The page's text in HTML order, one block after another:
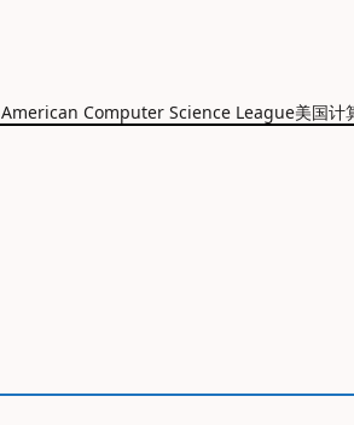
American Computer Science League美国计